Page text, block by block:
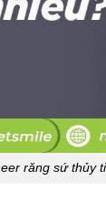
răng sứ thủy